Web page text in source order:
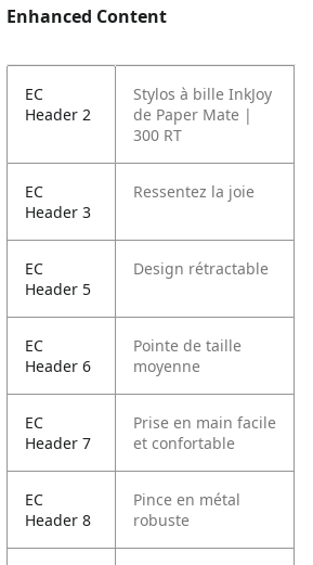
Enhanced Content
EC
Header 2
Stylos à bille InkJoy
de Paper Mate |
300 RT
EC
Header 3
Ressentez la joie
EC
Header 5
Design rétractable
EC
Header 6
Pointe de taille
moyenne
EC
Header 7
Prise en main facile
et confortable
EC
Header 8
Pince en métal
robuste